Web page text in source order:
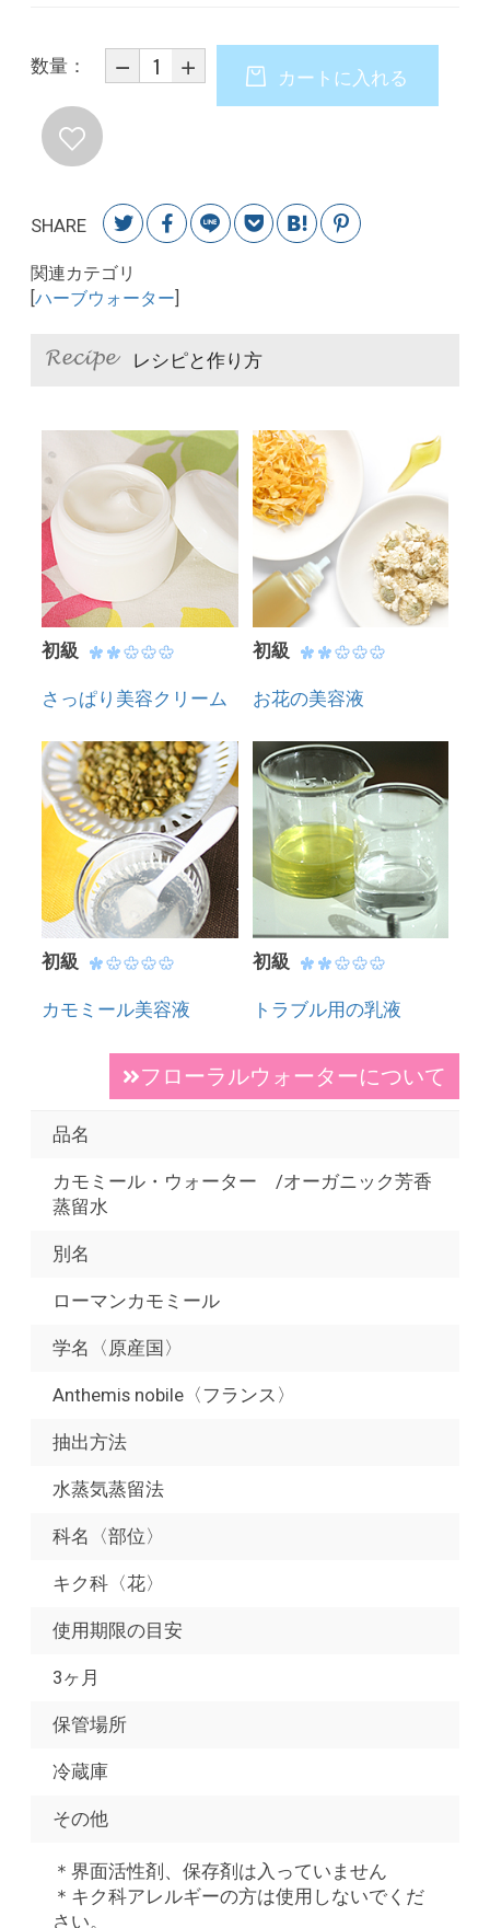
数量：
カートに入れる
SHARE
関連カテゴリ
ハーブウォーター
レシピと作り方
初級
さっぱり美容クリーム
初級
お花の美容液
初級
カモミール美容液
初級
トラブル用の乳液
フローラルウォーターについて
品名
カモミール・ウォーター /オーガニック芳香
蒸留水
別名
ローマンカモミール
学名〈原産国〉
Anthemis nobile〈フランス〉
抽出方法
水蒸気蒸留法
科名〈部位〉
キク科〈花〉
使用期限の目安
3ヶ月
保管場所
冷蔵庫
その他
＊界面活性剤、保存剤は入っていません
＊キク科アレルギーの方は使用しないでくだ
さい。